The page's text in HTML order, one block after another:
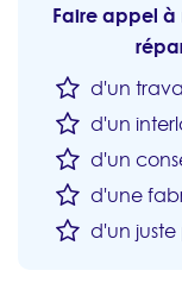
Faire appel
d'un
d'un
d'un
d'une
d'un juste